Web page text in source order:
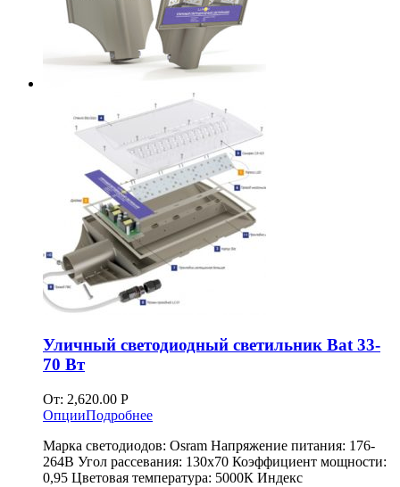
Уличный светодиодный светильник Bat 33-
70 Вт
От: 2,620.00 Р
ОпцииПодробнее
Марка светодиодов: Osram Напряжение питания: 176-
264В Угол рассевания: 130х70 Коэффициент мощности:
0,95 Цветовая температура: 5000К Индекс